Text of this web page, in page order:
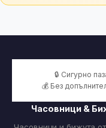
🔒 Сигурно
💰 Без
Часовници &